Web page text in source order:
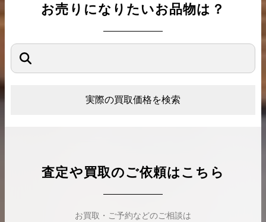
お売りになりたいお品物は？
実際の買取価格を検索
査定や買取のご依頼はこちら
お買取・ご予約などのご相談は